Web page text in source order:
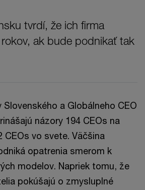
tvrdí, že ich firma
ak bude podnikať tak
a Globálneho CEO
názory 194 CEOs na
CEOs vo svete. Väčšina
opatrenia smerom k
modelov. Napriek tomu, že
pokúšajú o zmysluplné